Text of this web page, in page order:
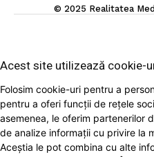
© 2025 Realitatea
Acest site utilizează cookie-
Folosim cookie-uri pentru a
pentru a oferi funcții de rețele
asemenea, le oferim partenerilor
de analize informații cu privire la
Aceștia le pot combina cu alte